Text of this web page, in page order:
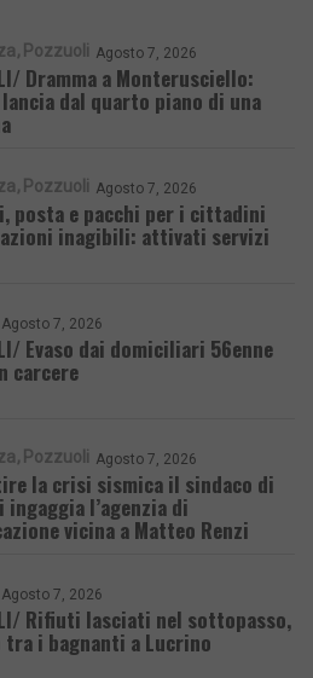
Pozzuoli Agosto 7, 2026
Dramma a Monterusciello:
dal quarto piano di una
Pozzuoli Agosto 7, 2026
posta e pacchi per i cittadini
inagibili: attivati servizi
Agosto 7, 2026
Evaso dai domiciliari 56enne
carcere
Pozzuoli Agosto 7, 2026
la crisi sismica il sindaco di
ingaggia l’agenzia di
vicina a Matteo Renzi
Agosto 7, 2026
Rifiuti lasciati nel sottopasso,
tra i bagnanti a Lucrino